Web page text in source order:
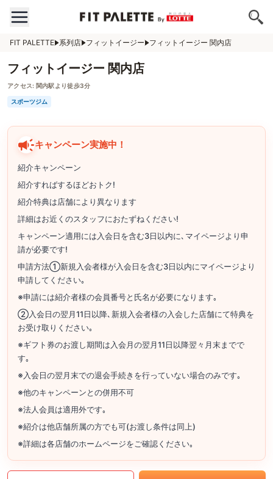
FIT PALETTE 系列店 フィットイージー フィットイージー 関内店
フィットイージー 関内店
アクセス: 関内駅より徒歩3分
スポーツジム
キャンペーン実施中！
紹介キャンペーン
紹介すればするほどおトク!
紹介特典は店舗により異なります
詳細はお近くのスタッフにおたずねください!
キャンペーン適用には入会日を含む3日以内に､マイページより申
請が必要です!
申請方法①新規入会者様が入会日を含む3日以内にマイページより
申請してください｡
※申請には紹介者様の会員番号と氏名が必要になります｡
②入会日の翌月11日以降､新規入会者様の入会した店舗にて特典を
お受け取りください｡
※ギフト券のお渡し期間は入会月の翌月11日以降翌々月末までで
す｡
※入会日の翌月末での退会手続きを行っていない場合のみです｡
※他のキャンペーンとの併用不可
※法人会員は適用外です｡
※紹介は他店舗所属の方でも可(お渡し条件は同上)
※詳細は各店舗のホームページをご確認ください｡